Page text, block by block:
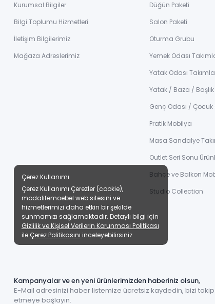
Kurumsal Bilgiler
Bilgi Toplumu Hizmetleri
İletişim Bilgilerimiz
Mağaza Adreslerimiz
Düğün Paketi
Salon Paketi
Oturma Grubu
Yemek Odası
Yatak Odası
Yatak / Baza / Başlık
Genç Odası / Çocuk
Pratik Mobilya
Masa Sandalye
Outlet Seri Sonu
Bahçe ve Balkon
Studio Collection
Kampanyalar ve en yeni ürünlerimizden haberiniz olsun,
E-Mail adresinizi haber listemize ücretsiz kaydedin, bizi takip
etmeye başlayın.
Çerez Kullanımı
Çerez Kullanımı Çerezler (cookie),
modalifemoebel web sitesini ve
hizmetlerimizi daha etkin bir şekilde
sunmamızı sağlamaktadır. Detaylı bilgi için
Gizlilik ve Kişisel Verilerin Korunması Politikası
ile Çerez Politikasını inceleyebilirsiniz.